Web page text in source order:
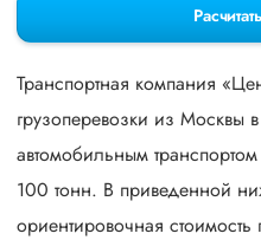
Транспортная компания
грузоперевозки из Москвы
автомобильным
100 тонн. В приведенной
ориентировочная